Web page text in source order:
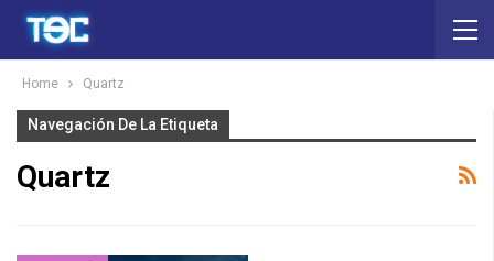
Home Quartz
Navegación De La Etiqueta
Quartz